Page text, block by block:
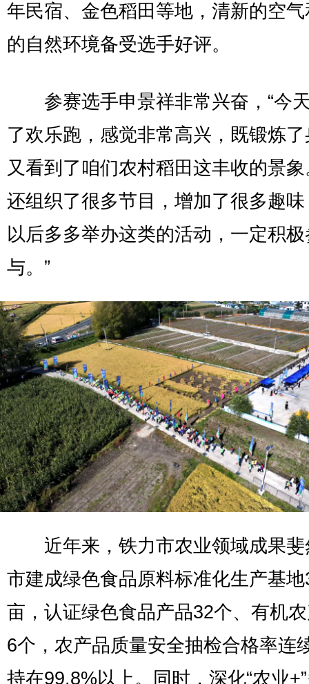
年民宿、金色稻田等地，清新的空
的自然环境备受选手好评。
参赛选手申景祥非常兴奋，“今
了欢乐跑，感觉非常高兴，既锻炼
又看到了咱们农村稻田这丰收的景
还组织了很多节目，增加了很多趣
以后多多举办这类的活动，一定积极
与。”
近年来，铁力市农业领域成果斐
市建成绿色食品原料标准化生产基
亩，认证绿色食品产品32个、有机
6个，农产品质量安全抽检合格率连
持在99.8%以上。同时，深化“农业